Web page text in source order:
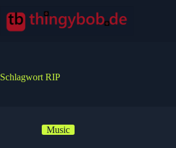
Inhalt
springen
Schlagwort RIP
Music